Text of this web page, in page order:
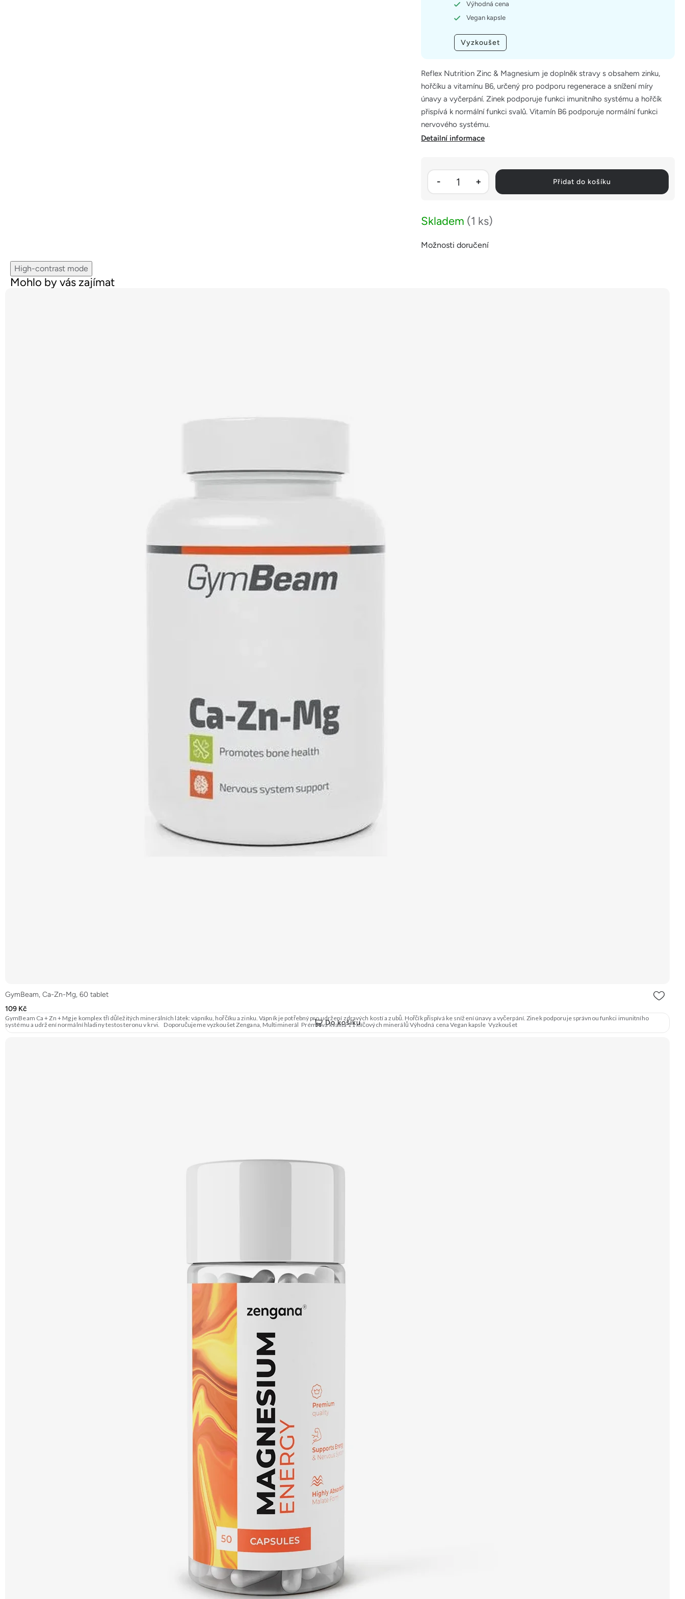
Skladem (1 ks)
Možnosti doručení
Přidat do košíku
Reflex Nutrition Zinc & Magnesium je doplněk stravy s obsahem zinku,
hořčíku a vitamínu B6, určený pro podporu regenerace a snížení míry
únavy a vyčerpání. Zinek podporuje funkci imunitního systému a hořčík
přispívá k normální funkci svalů. Vitamín B6 podporuje normální funkci
nervového systému.
Výhodná cena
Vegan kapsle
Vyzkoušet
Detailní informace
High-contrast mode
Mohlo by vás zajímat
GymBeam, Ca-Zn-Mg, 60 tablet
109 Kč
Do košíku
GymBeam Ca + Zn + Mg je komplex tří důležitých minerálních látek: vápníku, hořčíku a zinku. Vápník je potřebný pro udržení zdravých kostí a zubů. Hořčík přispívá ke snížení únavy a vyčerpání. Zinek podporuje správnou funkci imunitního
systému a udržení normální hladiny testosteronu v krvi. Doporučujeme vyzkoušet Zengana, Multiminerál Prémiová kvalita 11 klíčových minerálů Výhodná cena Vegan kapsle Vyzkoušet